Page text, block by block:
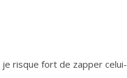
risque fort de zapper celui-